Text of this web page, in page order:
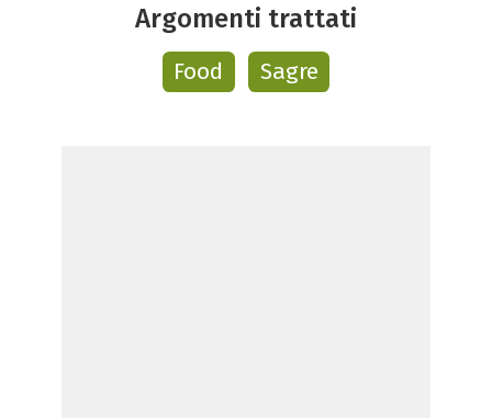
Argomenti trattati
Food Sagre